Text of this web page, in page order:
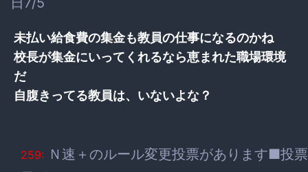
未払い給食費の集金も教員の仕事になるのかね
校長が集金にいってくれるなら恵まれた職場環境
だ
自腹きってる教員は、いないよな？
259: Ｎ速＋のルール変更投票があります■投票